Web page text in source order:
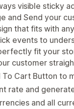
visible sticky
and Send your
that fits with
events to
fit your
customer
Cart Button to
rate and
and all